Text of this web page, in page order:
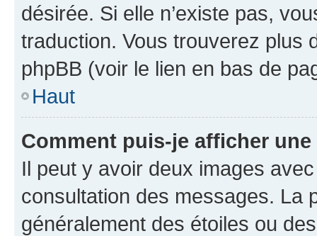
désirée. Si elle n’existe pas,
traduction. Vous trouverez plus
phpBB (voir le lien en bas de
Haut
Comment puis-je afficher
Il peut y avoir deux images
consultation des messages. La
généralement des étoiles ou